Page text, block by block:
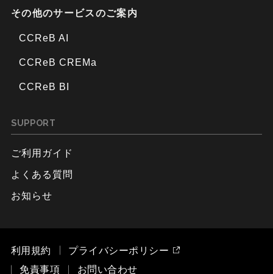
その他のサービスのご案内
CCReB AI
CCReB CREMa
CCReB BI
SUPPORT
ご利用ガイド
よくある質問
お知らせ
利用規約
プライバシーポリシー
免責事項
お問い合わせ